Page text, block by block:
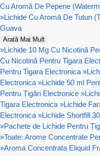
Cu Aromă De Pepene
»Lichide Cu Aromă De Tutun
Guava
Arată Mai Mult
»Lichide 10 Mg Cu Nicotină
Cu Nicotină Pentru Tigara
Pentru Tigara Electronica »
Electronica »Lichide 50 ml
Pentru Țigări Electronice »
Tigara Electronica »Lichide
Electronica »Lichide Shortfill
»Pachete de Lichide Pentru
»Toate: Arome Concentrate
»Aroma Concentrata Eliquid